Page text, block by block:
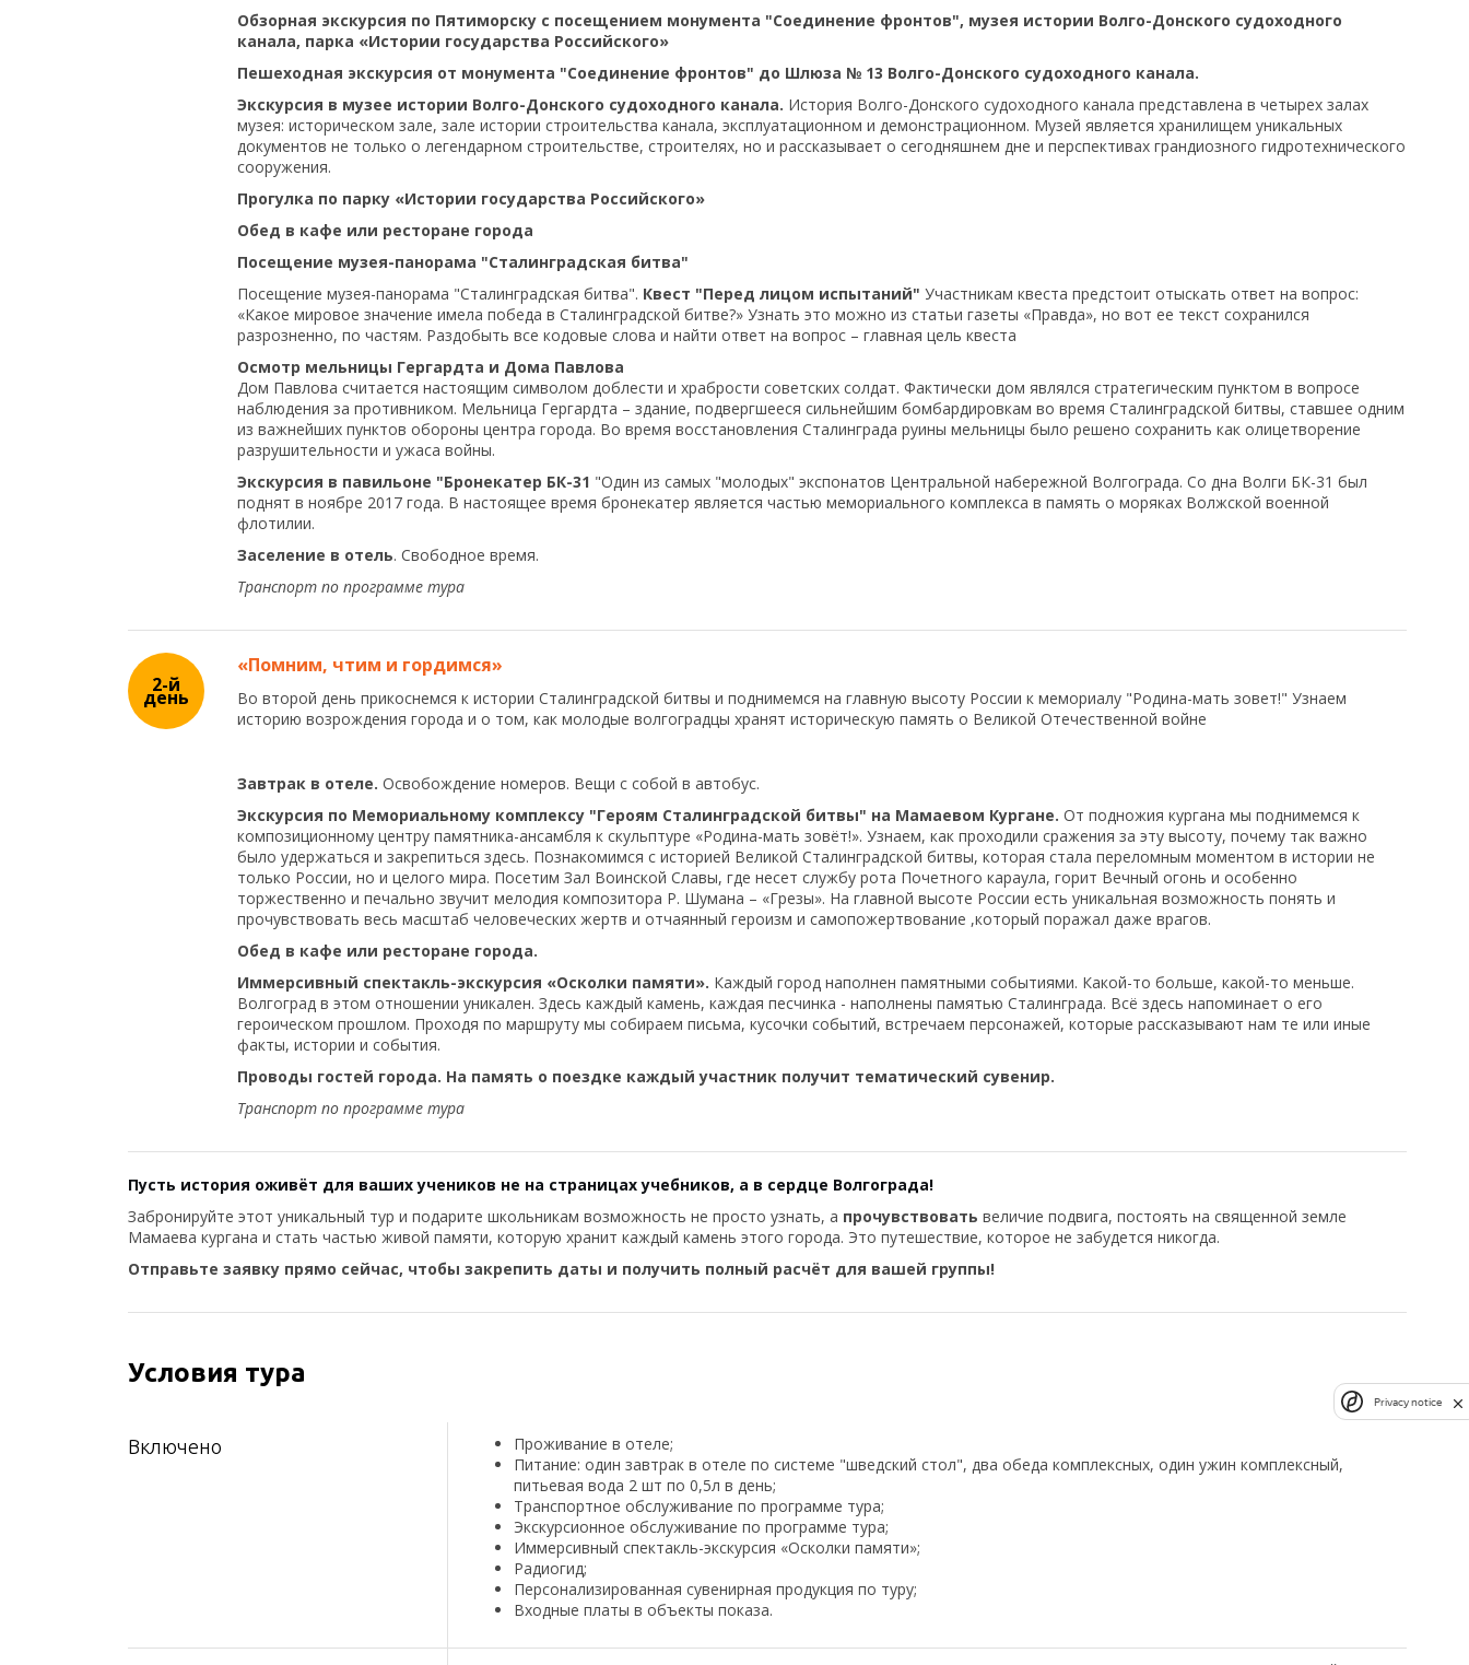
Обзорная экскурсия по Пятиморску с посещением монумента "Соединение фронтов", музея истории Волго-Донского судоходного
канала, парка «Истории государства Российского»
Пешеходная экскурсия от монумента "Соединение фронтов" до Шлюза № 13 Волго-Донского судоходного канала.
Экскурсия в музее истории Волго-Донского судоходного канала. История Волго-Донского судоходного канала представлена в четырех залах
музея: историческом зале, зале истории строительства канала, эксплуатационном и демонстрационном. Музей является хранилищем уникальных
документов не только о легендарном строительстве, строителях, но и рассказывает о сегодняшнем дне и перспективах грандиозного гидротехнического
сооружения.
Прогулка по парку «Истории государства Российского»
Обед в кафе или ресторане города
Посещение музея-панорама "Сталинградская битва"
Посещение музея-панорама "Сталинградская битва". Квест "Перед лицом испытаний" Участникам квеста предстоит отыскать ответ на вопрос:
«Какое мировое значение имела победа в Сталинградской битве?» Узнать это можно из статьи газеты «Правда», но вот ее текст сохранился
разрозненно, по частям. Раздобыть все кодовые слова и найти ответ на вопрос – главная цель квеста
Осмотр мельницы Гергардта и Дома Павлова
Дом Павлова считается настоящим символом доблести и храбрости советских солдат. Фактически дом являлся стратегическим пунктом в вопросе
наблюдения за противником. Мельница Гергардта – здание, подвергшееся сильнейшим бомбардировкам во время Сталинградской битвы, ставшее одним
из важнейших пунктов обороны центра города. Во время восстановления Сталинграда руины мельницы было решено сохранить как олицетворение
разрушительности и ужаса войны.
Экскурсия в павильоне "Бронекатер БК-31 "Один из самых "молодых" экспонатов Центральной набережной Волгограда. Со дна Волги БК-31 был
поднят в ноябре 2017 года. В настоящее время бронекатер является частью мемориального комплекса в память о моряках Волжской военной
флотилии.
Заселение в отель. Свободное время.
Транспорт по программе тура
2-й
день
«Помним, чтим и гордимся»
Во второй день прикоснемся к истории Сталинградской битвы и поднимемся на главную высоту России к мемориалу "Родина-мать зовет!" Узнаем
историю возрождения города и о том, как молодые волгоградцы хранят историческую память о Великой Отечественной войне
Завтрак в отеле. Освобождение номеров. Вещи с собой в автобус.
Экскурсия по Мемориальному комплексу "Героям Сталинградской битвы" на Мамаевом Кургане. От подножия кургана мы поднимемся к
композиционному центру памятника-ансамбля к скульптуре «Родина-мать зовёт!». Узнаем, как проходили сражения за эту высоту, почему так важно
было удержаться и закрепиться здесь. Познакомимся с историей Великой Сталинградской битвы, которая стала переломным моментом в истории не
только России, но и целого мира. Посетим Зал Воинской Славы, где несет службу рота Почетного караула, горит Вечный огонь и особенно
торжественно и печально звучит мелодия композитора Р. Шумана – «Грезы». На главной высоте России есть уникальная возможность понять и
прочувствовать весь масштаб человеческих жертв и отчаянный героизм и самопожертвование ,который поражал даже врагов.
Обед в кафе или ресторане города.
Иммерсивный спектакль-экскурсия «Осколки памяти». Каждый город наполнен памятными событиями. Какой-то больше, какой-то меньше.
Волгоград в этом отношении уникален. Здесь каждый камень, каждая песчинка - наполнены памятью Сталинграда. Всё здесь напоминает о его
героическом прошлом. Проходя по маршруту мы собираем письма, кусочки событий, встречаем персонажей, которые рассказывают нам те или иные
факты, истории и события.
Проводы гостей города. На память о поездке каждый участник получит тематический сувенир.
Транспорт по программе тура
Пусть история оживёт для ваших учеников не на страницах учебников, а в сердце Волгограда!
Забронируйте этот уникальный тур и подарите школьникам возможность не просто узнать, а прочувствовать величие подвига, постоять на священной земле
Мамаева кургана и стать частью живой памяти, которую хранит каждый камень этого города. Это путешествие, которое не забудется никогда.
Отправьте заявку прямо сейчас, чтобы закрепить даты и получить полный расчёт для вашей группы!
Условия тура
Включено
Проживание в отеле;
Питание: один завтрак в отеле по системе "шведский стол", два обеда комплексных, один ужин комплексный,
питьевая вода 2 шт по 0,5л в день;
Транспортное обслуживание по программе тура;
Экскурсионное обслуживание по программе тура;
Иммерсивный спектакль-экскурсия «Осколки памяти»;
Радиогид;
Персонализированная сувенирная продукция по туру;
Входные платы в объекты показа.
Privacy notice